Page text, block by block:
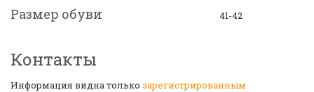
Размер обуви 41-42
Контакты
Информация видна только зарегистрированным